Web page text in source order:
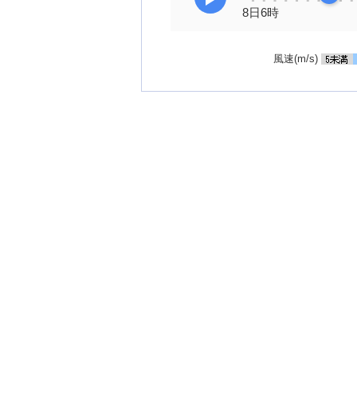
8日6時
風速(m/s)